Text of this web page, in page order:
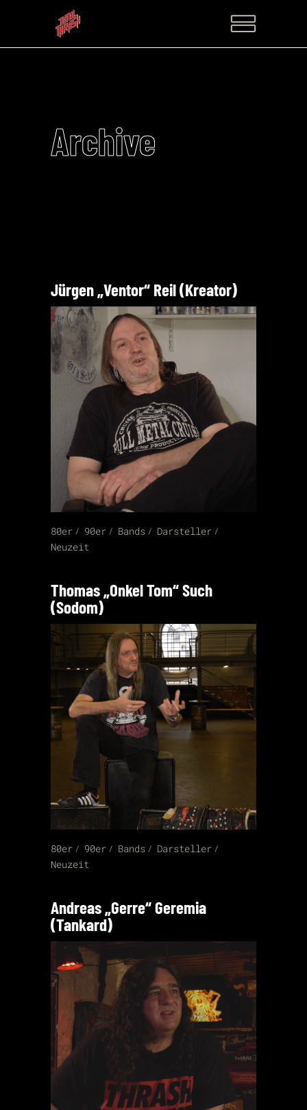
Archive
Jürgen „Ventor“ Reil (Kreator)
80er 90er Bands
Darsteller
Neuzeit
Thomas „Onkel Tom“ Such
(Sodom)
80er 90er Bands
Darsteller
Neuzeit
Andreas „Gerre“ Geremia
(Tankard)